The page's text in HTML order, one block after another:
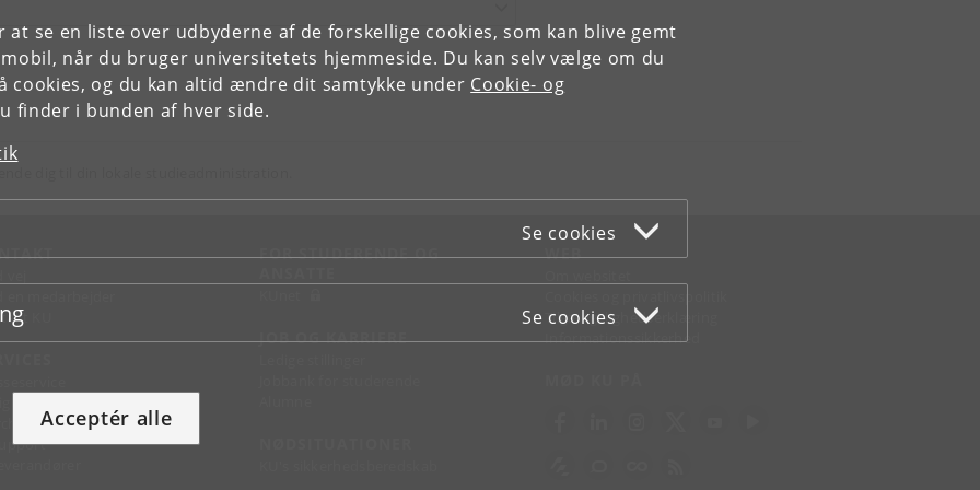
at se en liste over udbyderne af de forskellige cookies, som kan blive gemt
når du bruger universitetets hjemmeside. Du kan selv vælge om du
cookies, og du kan altid ændre dit samtykke under Cookie- og
finder i bunden af hver side.
Se cookies
Se cookies
Acceptér alle
KU
FOR STUDERENDE OG
JOB OG KARRIERE
WEB
Tilgængelighedserklæring
Informationssikkerhed